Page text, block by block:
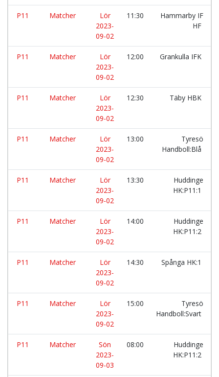
P11 Matcher
Lör
2023-
09-02
11:30
Hammarby IF
HF
P11 Matcher
Lör
2023-
09-02
12:00 Grankulla IFK
P11 Matcher
Lör
2023-
09-02
12:30 Täby HBK
P11 Matcher
Lör
2023-
09-02
13:00
Tyresö
Handboll:Blå
P11 Matcher
Lör
2023-
09-02
13:30
Huddinge
HK:P11:1
P11 Matcher
Lör
2023-
09-02
14:00
Huddinge
HK:P11:2
P11 Matcher
Lör
2023-
09-02
14:30 Spånga HK:1
P11 Matcher
Lör
2023-
09-02
15:00
Tyresö
Handboll:Svart
P11 Matcher
Sön
2023-
09-03
08:00
Huddinge
HK:P11:2